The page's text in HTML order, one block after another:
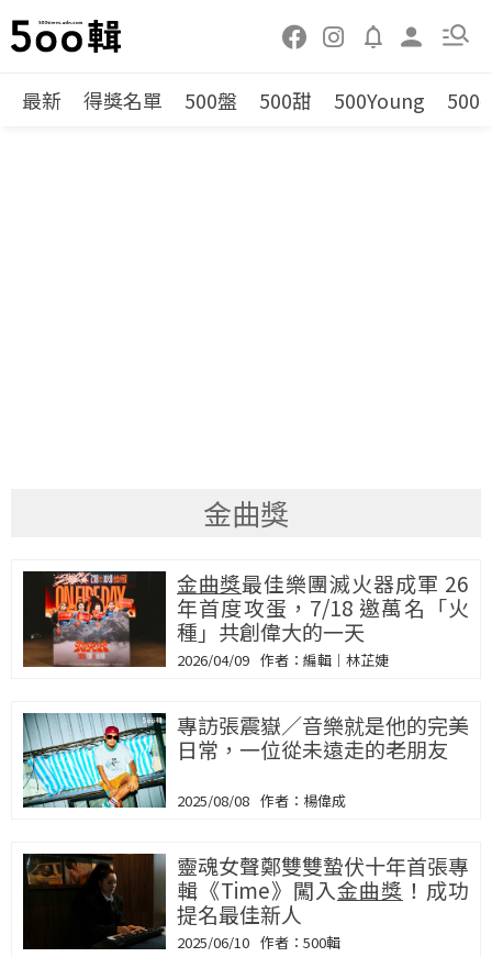
最新 得獎名單 500盤 500甜 500Young 500
金曲獎
金曲獎最佳樂團滅火器成軍 26
年首度攻蛋，7/18 邀萬名「火
種」共創偉大的一天
2026/04/09 編輯｜林芷婕
專訪張震嶽／音樂就是他的完美
日常，一位從未遠走的老朋友
2025/08/08 楊偉成
靈魂女聲鄭雙雙蟄伏十年首張專
輯《Time》闖入金曲獎 ！成功
提名最佳新人
2025/06/10 500輯